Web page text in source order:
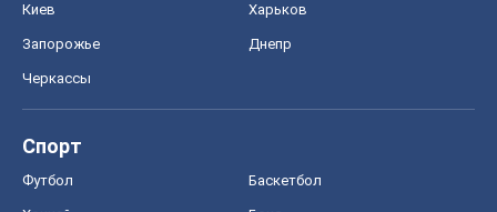
Киев Харьков
Запорожье Днепр
Черкассы
Спорт
Футбол Баскетбол